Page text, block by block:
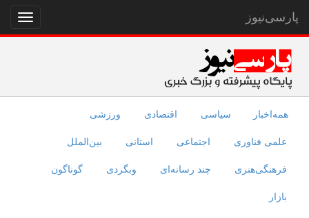
نمایش
منو
پارسی‌نیوز
همه‌اخبار سیاسی اقتصادی ورزشی
علمی فناوری اجتماعی استانی بین‌الملل
فرهنگی‌هنری چند رسانه‌ای وبگردی گوناگون
بازار